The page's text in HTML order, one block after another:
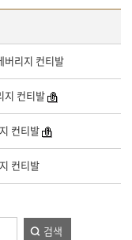
버리지 컨티발
지 컨티발
컨티발
컨티발
검색